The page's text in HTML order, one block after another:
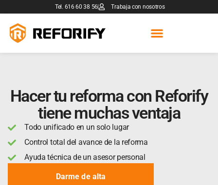
Tel. 616 60 38 56 Trabaja con nosotros
Hacer tu reforma con Reforify
tiene muchas ventaja
Todo unificado en un solo lugar
Control total del avance de la reforma
Ayuda técnica de un asesor personal
Darme de alta